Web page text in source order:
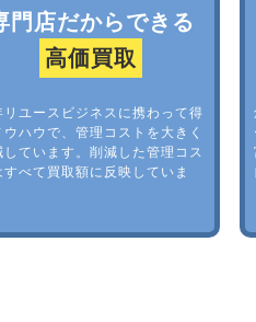
門店だからできる
高価買取
リユースビジネスに携わって得
ウハウで、管理コストを大きく
しています。削減した管理コス
すべて買取額に反映していま